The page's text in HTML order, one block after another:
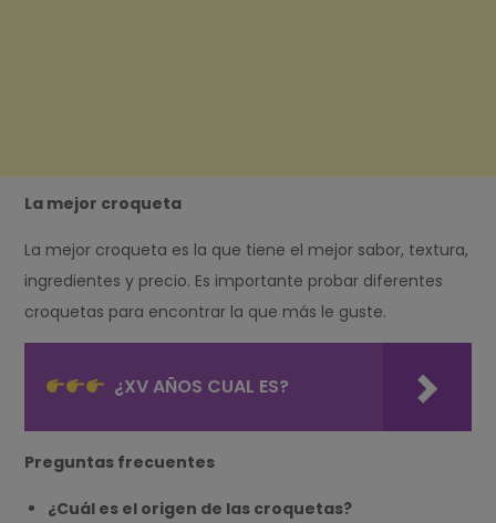
La mejor croqueta
La mejor croqueta es la que tiene el mejor sabor, textura,
ingredientes y precio. Es importante probar diferentes
croquetas para encontrar la que más le guste.
¿XV AÑOS CUAL ES?
Preguntas frecuentes
¿Cuál es el origen de las croquetas?